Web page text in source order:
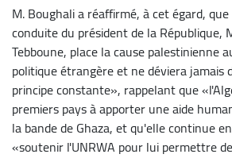
M. Boughali a réaffirmé, à cet égard,
conduite du président de la République,
Tebboune, place la cause palestinienne
politique étrangère et ne déviera jamais
principe constante», rappelant que
premiers pays à apporter une aide
la bande de Ghaza, et qu'elle continue
«soutenir l'UNRWA pour lui permettre